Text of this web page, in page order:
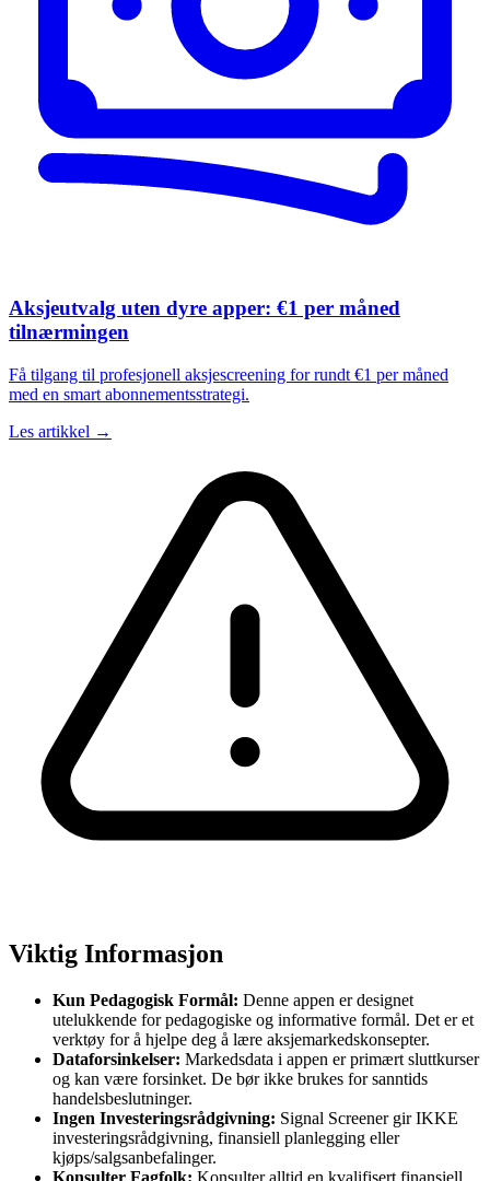
Aksjeutvalg uten dyre apper: €1 per måned
tilnærmingen
Få tilgang til profesjonell aksjescreening for rundt €1 per måned
med en smart abonnementsstrategi.
Les artikkel →
Viktig Informasjon
Kun Pedagogisk Formål: Denne appen er designet
utelukkende for pedagogiske og informative formål. Det er et
verktøy for å hjelpe deg å lære aksjemarkedskonsepter.
Dataforsinkelser: Markedsdata i appen er primært sluttkurser
og kan være forsinket. De bør ikke brukes for sanntids
handelsbeslutninger.
Ingen Investeringsrådgivning: Signal Screener gir IKKE
investeringsrådgivning, finansiell planlegging eller
kjøps/salgsanbefalinger.